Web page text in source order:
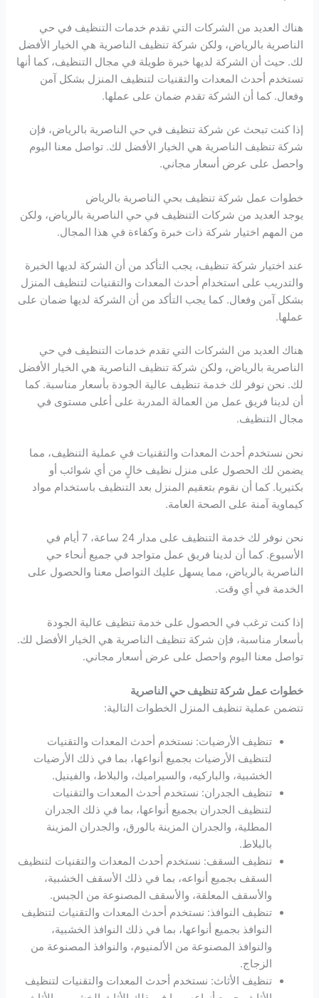
هناك العديد من الشركات التي تقدم خدمات التنظيف في حي
الناصرية بالرياض، ولكن شركة تنظيف الناصرية هي الخيار الأفضل
لك. حيث أن الشركة لديها خبرة طويلة في مجال التنظيف، كما أنها
تستخدم أحدث المعدات والتقنيات لتنظيف المنزل بشكل آمن
وفعال. كما أن الشركة تقدم ضمان على عملها.
إذا كنت تبحث عن شركة تنظيف في حي الناصرية بالرياض، فإن
شركة تنظيف الناصرية هي الخيار الأفضل لك. تواصل معنا اليوم
واحصل على عرض أسعار مجاني.
خطوات عمل شركة تنظيف بحي الناصرية بالرياض
يوجد العديد من شركات التنظيف في حي الناصرية بالرياض، ولكن
من المهم اختيار شركة ذات خبرة وكفاءة في هذا المجال.
عند اختيار شركة تنظيف، يجب التأكد من أن الشركة لديها الخبرة
والتدريب على استخدام أحدث المعدات والتقنيات لتنظيف المنزل
بشكل آمن وفعال. كما يجب التأكد من أن الشركة لديها ضمان على
عملها.
هناك العديد من الشركات التي تقدم خدمات التنظيف في حي
الناصرية بالرياض، ولكن شركة تنظيف الناصرية هي الخيار الأفضل
لك. نحن نوفر لك خدمة تنظيف عالية الجودة بأسعار مناسبة. كما
أن لدينا فريق عمل من العمالة المدربة على أعلى مستوى في
مجال التنظيف.
نحن نستخدم أحدث المعدات والتقنيات في عملية التنظيف، مما
يضمن لك الحصول على منزل نظيف خالٍ من أي شوائب أو
بكتيريا. كما أن نقوم بتعقيم المنزل بعد التنظيف باستخدام مواد
كيماوية آمنة على الصحة العامة.
نحن نوفر لك خدمة التنظيف على مدار 24 ساعة، 7 أيام في
الأسبوع. كما أن لدينا فريق عمل متواجد في جميع أنحاء حي
الناصرية بالرياض، مما يسهل عليك التواصل معنا والحصول على
الخدمة في أي وقت.
إذا كنت ترغب في الحصول على خدمة تنظيف عالية الجودة
بأسعار مناسبة، فإن شركة تنظيف الناصرية هي الخيار الأفضل لك.
تواصل معنا اليوم واحصل على عرض أسعار مجاني.
خطوات عمل شركة تنظيف حي الناصرية
تتضمن عملية تنظيف المنزل الخطوات التالية:
تنظيف الأرضيات: نستخدم أحدث المعدات والتقنيات
لتنظيف الأرضيات بجميع أنواعها، بما في ذلك الأرضيات
الخشبية، والباركيه، والسيراميك، والبلاط، والفينيل.
تنظيف الجدران: نستخدم أحدث المعدات والتقنيات
لتنظيف الجدران بجميع أنواعها، بما في ذلك الجدران
المطلية، والجدران المزينة بالورق، والجدران المزينة
بالبلاط.
تنظيف السقف: نستخدم أحدث المعدات والتقنيات لتنظيف
السقف بجميع أنواعه، بما في ذلك الأسقف الخشبية،
والأسقف المعلقة، والأسقف المصنوعة من الجبس.
تنظيف النوافذ: نستخدم أحدث المعدات والتقنيات لتنظيف
النوافذ بجميع أنواعها، بما في ذلك النوافذ الخشبية،
والنوافذ المصنوعة من الألمنيوم، والنوافذ المصنوعة من
الزجاج.
تنظيف الأثاث: نستخدم أحدث المعدات والتقنيات لتنظيف